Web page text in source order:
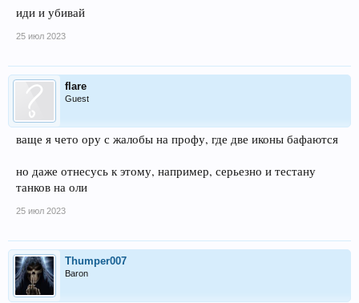
иди и убивай
25 июл 2023
flare
Guest
ваще я чето ору с жалобы на профу, где две иконы бафаются
но даже отнесусь к этому, например, серьезно и тестану
танков на оли
25 июл 2023
Thumper007
Baron